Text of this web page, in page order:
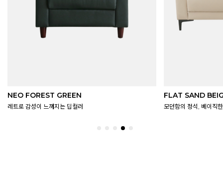
NEO FOREST GREEN
레트로 감성이 느껴지는 딥컬러
FLAT SAND
모던함의 정석, 베이직